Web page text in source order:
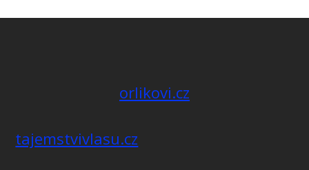
orlikovi.cz
tajemstvivlasu.cz